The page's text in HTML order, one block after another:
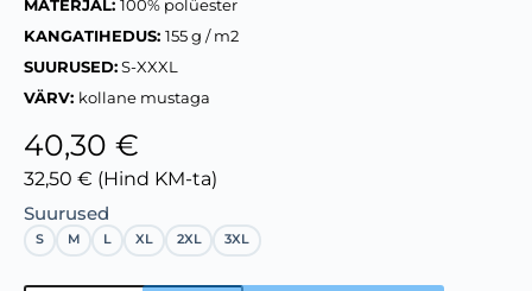
MATERJAL: 100% polüester
KANGATIHEDUS: 155 g / m2
SUURUSED:S-XXXL
VÄRV: kollane mustaga
40,30 €
32,50 € (Hind KM-ta)
Suurused
S M L XL 2XL 3XL